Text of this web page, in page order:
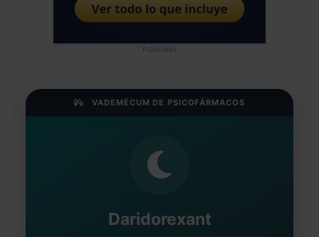
Publicidad
VADEMÉCUM DE PSICOFÁRMACOS
Daridorexant